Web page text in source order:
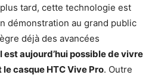
tard, cette technologie est
démonstration au grand public
déjà des avancées
est aujourd’hui possible de vivre
casque HTC Vive Pro. Outre